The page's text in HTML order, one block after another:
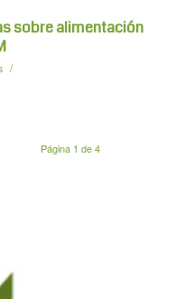
sobre alimentación
/
Página 1 de 4